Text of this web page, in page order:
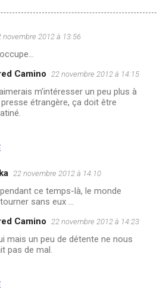
novembre 2012 à 13:56
Camino 22 novembre 2012 à 14:15
m’intéresser un peu plus à
presse étrangère, ça doit être
22 novembre 2012 à 14:10
ce temps-là, le monde
sans eux ...
Camino 22 novembre 2012 à 14:23
mais un peu de détente ne nous
pas de mal.